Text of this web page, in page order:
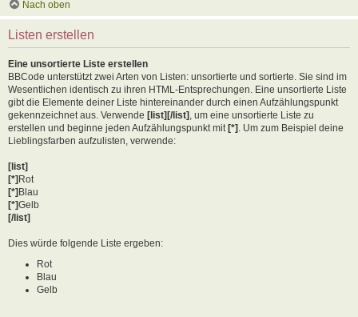
Nach oben
Listen erstellen
Eine unsortierte Liste erstellen
BBCode unterstützt zwei Arten von Listen: unsortierte und sortierte. Sie sind im
Wesentlichen identisch zu ihren HTML-Entsprechungen. Eine unsortierte Liste
gibt die Elemente deiner Liste hintereinander durch einen Aufzählungspunkt
gekennzeichnet aus. Verwende [list][/list] , um eine unsortierte Liste zu
erstellen und beginne jeden Aufzählungspunkt mit [*] . Um zum Beispiel deine
Lieblingsfarben aufzulisten, verwende:
[list]
[*] Rot
[*] Blau
[*]Gelb
[/list]
Dies würde folgende Liste ergeben:
Rot
Blau
Gelb